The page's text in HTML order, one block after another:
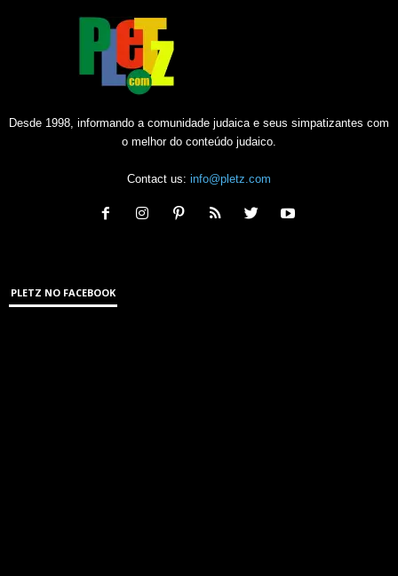
Desde 1998, informando a comunidade judaica e seus simpatizantes com
o melhor do conteúdo judaico.
Contact us: info@pletz.com
PLETZ NO FACEBOOK